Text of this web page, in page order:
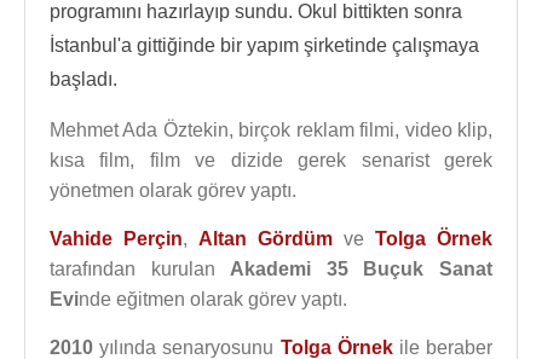
programını hazırlayıp sundu. Okul bittikten sonra
İstanbul'a gittiğinde bir yapım şirketinde çalışmaya
başladı.
Mehmet Ada Öztekin, birçok reklam filmi, video klip,
kısa film, film ve dizide gerek senarist gerek
yönetmen olarak görev yaptı.
Vahide Perçin, Altan Gördüm ve Tolga Örnek
tarafından kurulan Akademi 35 Buçuk Sanat
Evinde eğitmen olarak görev yaptı.
2010 yılında senaryosunu Tolga Örnekile beraber